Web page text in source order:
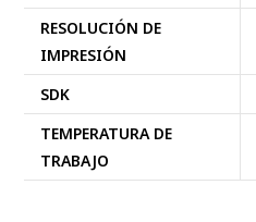
RESOLUCIÓN DE
IMPRESIÓN
SDK
TEMPERATURA DE
TRABAJO